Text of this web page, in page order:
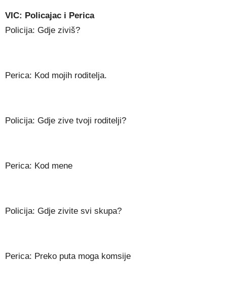
VIC: Policajac i Perica
Policija: Gdje ziviš?
Perica: Kod mojih roditelja.
Policija: Gdje zive tvoji roditelji?
Perica: Kod mene
Policija: Gdje zivite svi skupa?
Perica: Preko puta moga komsije